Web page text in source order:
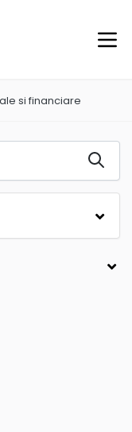
si financiare